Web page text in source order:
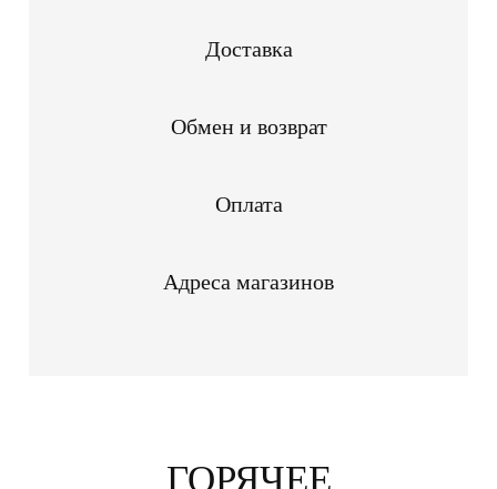
Доставка
Обмен и возврат
Оплата
Адреса магазинов
ГОРЯЧЕЕ